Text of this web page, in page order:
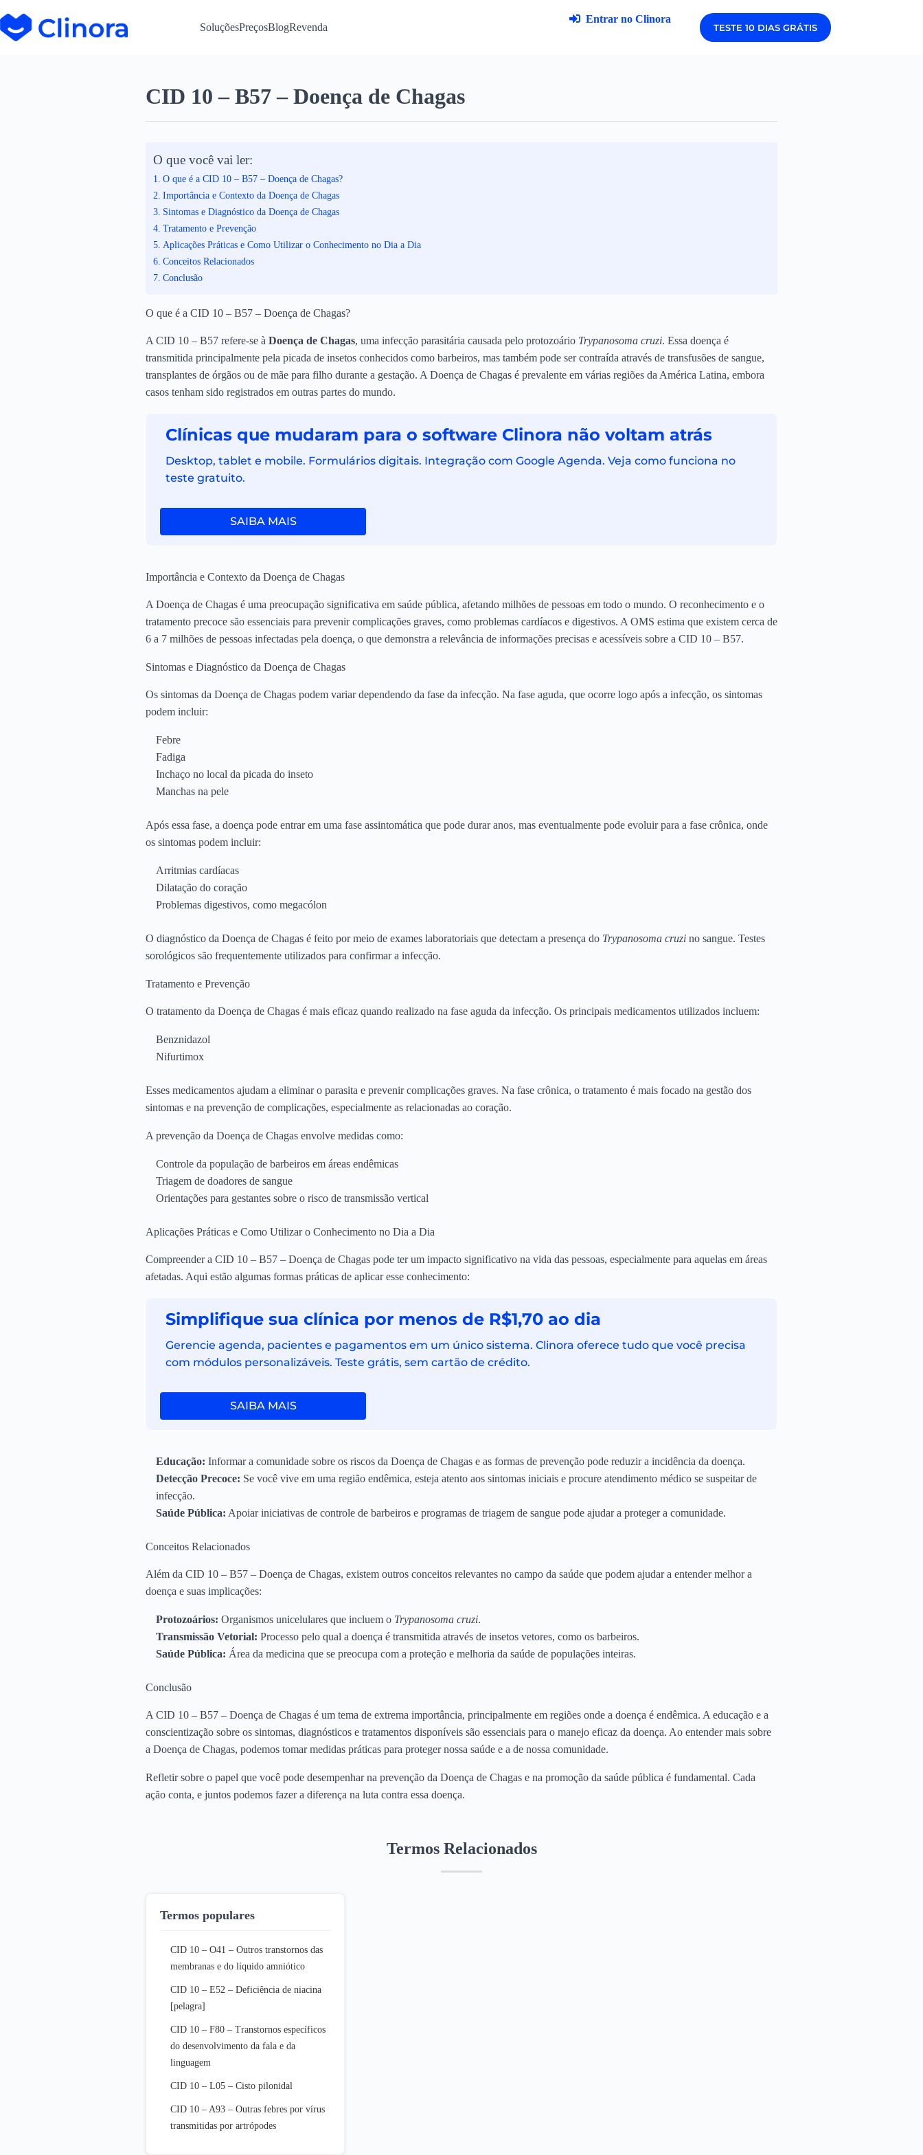
SoluçõesPreçosBlogRevenda
Entrar no Clinora
TESTE 10 DIAS GRÁTIS
CID 10 – B57 – Doença de Chagas
O que você vai ler:
O que é a CID 10 – B57 – Doença de Chagas?
Importância e Contexto da Doença de Chagas
Sintomas e Diagnóstico da Doença de Chagas
Tratamento e Prevenção
Aplicações Práticas e Como Utilizar o Conhecimento no Dia a Dia
Conceitos Relacionados
Conclusão
O que é a CID 10 – B57 – Doença de Chagas?
A CID 10 – B57 refere-se à Doença de Chagas, uma infecção parasitária causada pelo protozoário Trypanosoma cruzi. Essa doença é
transmitida principalmente pela picada de insetos conhecidos como barbeiros, mas também pode ser contraída através de transfusões de sangue,
transplantes de órgãos ou de mãe para filho durante a gestação. A Doença de Chagas é prevalente em várias regiões da América Latina, embora
casos tenham sido registrados em outras partes do mundo.
Clínicas que mudaram para o software Clinora não voltam atrás
Desktop, tablet e mobile. Formulários digitais. Integração com Google Agenda. Veja como funciona no
teste gratuito.
SAIBA MAIS
Importância e Contexto da Doença de Chagas
A Doença de Chagas é uma preocupação significativa em saúde pública, afetando milhões de pessoas em todo o mundo. O reconhecimento e o
tratamento precoce são essenciais para prevenir complicações graves, como problemas cardíacos e digestivos. A OMS estima que existem cerca de
6 a 7 milhões de pessoas infectadas pela doença, o que demonstra a relevância de informações precisas e acessíveis sobre a CID 10 – B57.
Sintomas e Diagnóstico da Doença de Chagas
Os sintomas da Doença de Chagas podem variar dependendo da fase da infecção. Na fase aguda, que ocorre logo após a infecção, os sintomas
podem incluir:
Febre
Fadiga
Inchaço no local da picada do inseto
Manchas na pele
Após essa fase, a doença pode entrar em uma fase assintomática que pode durar anos, mas eventualmente pode evoluir para a fase crônica, onde
os sintomas podem incluir:
Arritmias cardíacas
Dilatação do coração
Problemas digestivos, como megacólon
O diagnóstico da Doença de Chagas é feito por meio de exames laboratoriais que detectam a presença do Trypanosoma cruzi no sangue. Testes
sorológicos são frequentemente utilizados para confirmar a infecção.
Tratamento e Prevenção
O tratamento da Doença de Chagas é mais eficaz quando realizado na fase aguda da infecção. Os principais medicamentos utilizados incluem:
Benznidazol
Nifurtimox
Esses medicamentos ajudam a eliminar o parasita e prevenir complicações graves. Na fase crônica, o tratamento é mais focado na gestão dos
sintomas e na prevenção de complicações, especialmente as relacionadas ao coração.
A prevenção da Doença de Chagas envolve medidas como:
Controle da população de barbeiros em áreas endêmicas
Triagem de doadores de sangue
Orientações para gestantes sobre o risco de transmissão vertical
Aplicações Práticas e Como Utilizar o Conhecimento no Dia a Dia
Compreender a CID 10 – B57 – Doença de Chagas pode ter um impacto significativo na vida das pessoas, especialmente para aquelas em áreas
afetadas. Aqui estão algumas formas práticas de aplicar esse conhecimento:
Simplifique sua clínica por menos de R$1,70 ao dia
Gerencie agenda, pacientes e pagamentos em um único sistema. Clinora oferece tudo que você precisa
com módulos personalizáveis. Teste grátis, sem cartão de crédito.
SAIBA MAIS
Educação: Informar a comunidade sobre os riscos da Doença de Chagas e as formas de prevenção pode reduzir a incidência da doença.
Detecção Precoce: Se você vive em uma região endêmica, esteja atento aos sintomas iniciais e procure atendimento médico se suspeitar de
infecção.
Saúde Pública: Apoiar iniciativas de controle de barbeiros e programas de triagem de sangue pode ajudar a proteger a comunidade.
Conceitos Relacionados
Além da CID 10 – B57 – Doença de Chagas, existem outros conceitos relevantes no campo da saúde que podem ajudar a entender melhor a
doença e suas implicações:
Protozoários: Organismos unicelulares que incluem o Trypanosoma cruzi.
Transmissão Vetorial: Processo pelo qual a doença é transmitida através de insetos vetores, como os barbeiros.
Saúde Pública: Área da medicina que se preocupa com a proteção e melhoria da saúde de populações inteiras.
Conclusão
A CID 10 – B57 – Doença de Chagas é um tema de extrema importância, principalmente em regiões onde a doença é endêmica. A educação e a
conscientização sobre os sintomas, diagnósticos e tratamentos disponíveis são essenciais para o manejo eficaz da doença. Ao entender mais sobre
a Doença de Chagas, podemos tomar medidas práticas para proteger nossa saúde e a de nossa comunidade.
Refletir sobre o papel que você pode desempenhar na prevenção da Doença de Chagas e na promoção da saúde pública é fundamental. Cada
ação conta, e juntos podemos fazer a diferença na luta contra essa doença.
Termos Relacionados
Termos populares
CID 10 – O41 – Outros transtornos das
membranas e do líquido amniótico
CID 10 – E52 – Deficiência de niacina
[pelagra]
CID 10 – F80 – Transtornos específicos
do desenvolvimento da fala e da
linguagem
CID 10 – L05 – Cisto pilonidal
CID 10 – A93 – Outras febres por vírus
transmitidas por artrópodes